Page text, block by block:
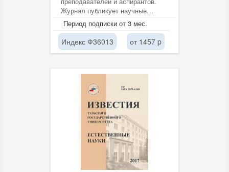
Журнал публикует научные
статьи по всем основным
разделам химии, биологии и...
Период подписки от 3 мес.
Индекс Ф36013 от 1457 p